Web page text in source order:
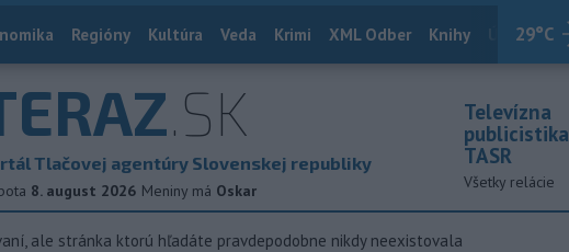
29°C
Regióny Kultúra Veda Krimi XML Odber Knihy Útulkovo
.SK
Tlačovej agentúry Slovenskej republiky
8. august 2026 Meniny má Oskar
Televízna
publicistika
TASR
Všetky relácie
ale stránka ktorú hľadáte pravdepodobne nikdy neexistovala